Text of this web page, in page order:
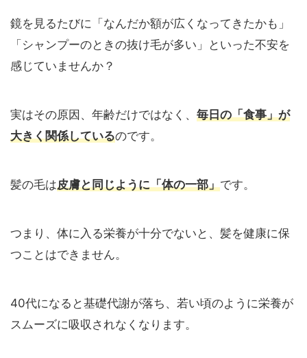
鏡を見るたびに「なんだか額が広くなってきたかも」
「シャンプーのときの抜け毛が多い」といった不安を
感じていませんか？
実はその原因、年齢だけではなく、 毎日の「食事」が
大きく関係しているのです。
髪の毛は皮膚と同じように「体の一部」です。
つまり、体に入る栄養が十分でないと、髪を健康に保
つことはできません。
40代になると基礎代謝が落ち、若い頃のように栄養が
スムーズに吸収されなくなります。